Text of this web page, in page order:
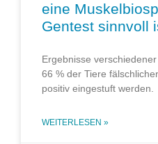
eine
Gentest sinnvoll
Ergebnisse
66 % der Tiere
positiv eingestuft werden.
WEITERLESEN »